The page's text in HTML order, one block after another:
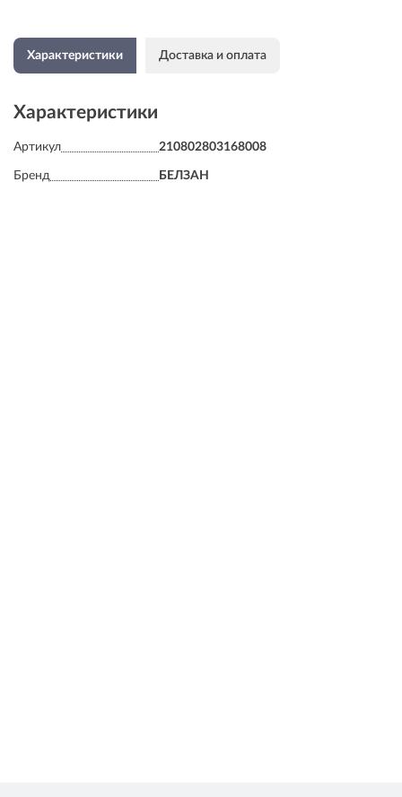
Характеристики Доставка и оплата
Характеристики
Артикул 210802803168008
Бренд БЕЛЗАН